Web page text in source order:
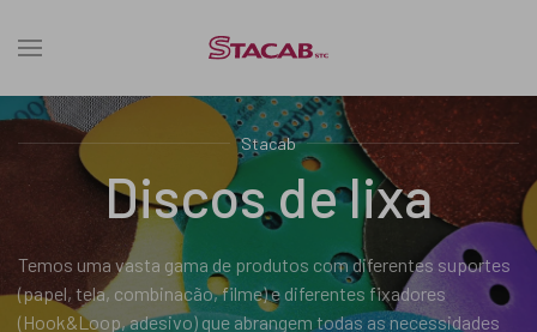
Stacab
Discos de lixa
Temos uma vasta gama de produtos com diferentes suportes
(papel, tela, combinacão, filme) e diferentes fixadores
(Hook&Loop, adesivo) que abrangem todas as necessidades